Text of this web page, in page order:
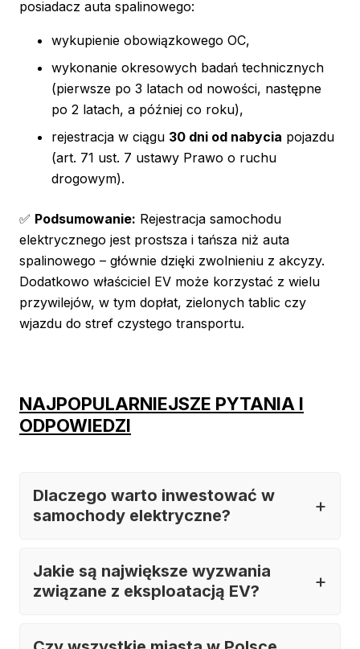
posiadacz auta spalinowego:
wykupienie obowiązkowego OC,
wykonanie okresowych badań technicznych
(pierwsze po 3 latach od nowości, następne
po 2 latach, a później co roku),
rejestracja w ciągu 30 dni od nabycia pojazdu
(art. 71 ust. 7 ustawy Prawo o ruchu
drogowym).
✅ Podsumowanie: Rejestracja samochodu
elektrycznego jest prostsza i tańsza niż auta
spalinowego – głównie dzięki zwolnieniu z akcyzy.
Dodatkowo właściciel EV może korzystać z wielu
przywilejów, w tym dopłat, zielonych tablic czy
wjazdu do stref czystego transportu.
NAJPOPULARNIEJSZE PYTANIA I
ODPOWIEDZI
Dlaczego warto inwestować w
samochody elektryczne?
Jakie są największe wyzwania
związane z eksploatacją EV?